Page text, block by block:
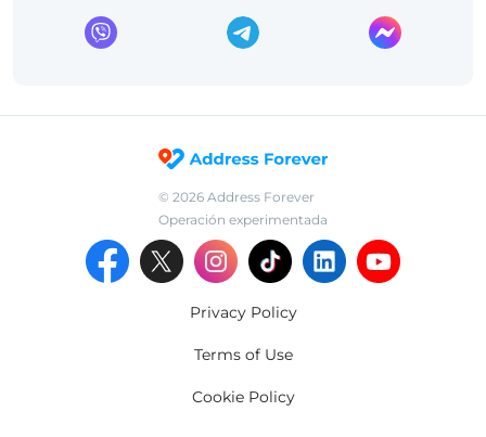
© 2026 Address Forever
Operación experimentada
Privacy Policy
Terms of Use
Cookie Policy